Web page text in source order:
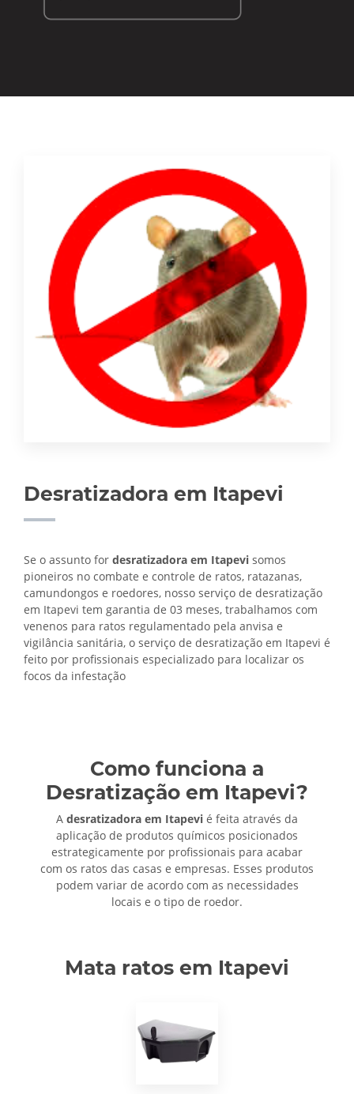
Desratizadora em Itapevi
Se o assunto for desratizadora em Itapevi somos
pioneiros no combate e controle de ratos, ratazanas,
camundongos e roedores, nosso serviço de desratização
em Itapevi tem garantia de 03 meses, trabalhamos com
venenos para ratos regulamentado pela anvisa e
vigilância sanitária, o serviço de desratização em Itapevi é
feito por profissionais especializado para localizar os
focos da infestação
Como funciona a
Desratização em Itapevi?
A desratizadora em Itapevi é feita através da
aplicação de produtos químicos posicionados
estrategicamente por profissionais para acabar
com os ratos das casas e empresas. Esses produtos
podem variar de acordo com as necessidades
locais e o tipo de roedor.
Mata ratos em Itapevi